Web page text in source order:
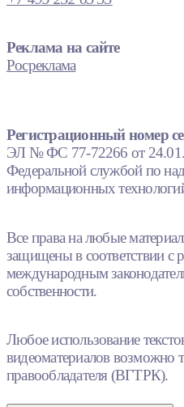
Реклама на сайте
Росреклама
Регистрационный номер
ЭЛ № ФС 77-72266 от
Федеральной службой по
информационных
Все права на любые
защищены в соответствии с
международным
собственности.
Любое использование
видеоматериалов возможно
правообладателя (ВГТРК).